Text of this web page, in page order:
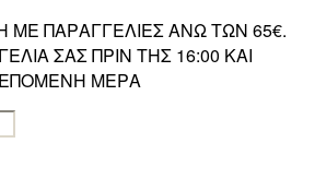
ΠΑΡΑΓΓΕΛΙΕΣ ΑΝΩ ΤΩΝ 65€.
ΣΑΣ ΠΡΙΝ ΤΗΣ 16:00 ΚΑΙ
ΜΕΡΑ